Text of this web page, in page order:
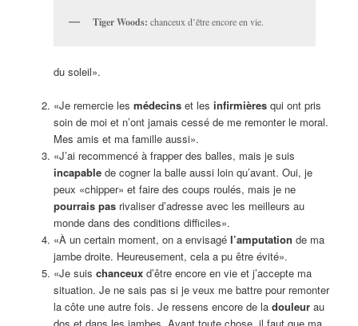
Tiger Woods: chanceux d’être encore en vie.
du soleil».
«Je remercie les médecinset les infirmièresqui ont pris
soin de moi et n’ont jamais cessé de me remonter le moral.
Mes amis et ma famille aussi».
«J’ai recommencé à frapper des balles, mais je suis
incapablede cogner la balle aussi loin qu’avant. Oui, je
peux «chipper» et faire des coups roulés, mais je ne
pourrais pasrivaliser d’adresse avec les meilleurs au
monde dans des conditions difficiles».
«À un certain moment, on a envisagé l’amputation de ma
jambe droite. Heureusement, cela a pu être évité».
«Je suis chanceuxd’être encore en vie et j’accepte ma
situation. Je ne sais pas si je veux me battre pour remonter
la côte une autre fois. Je ressens encore de la douleurau